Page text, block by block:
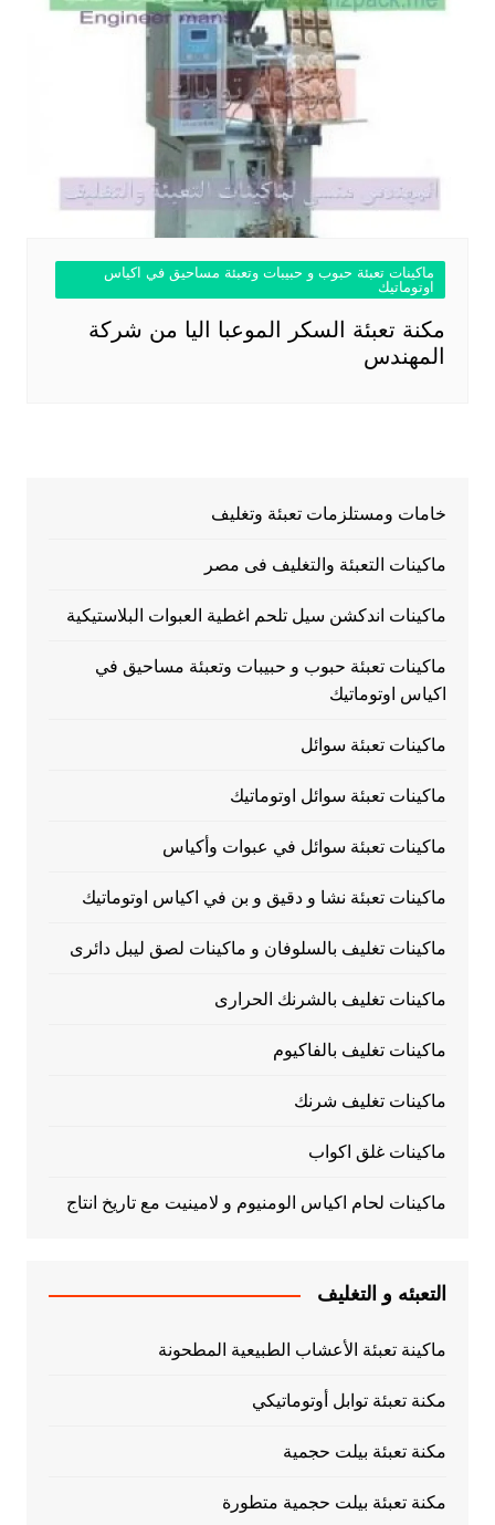
ماكينات تعبئة حبوب و حبيبات وتعبئة مساحيق في اكياس
اوتوماتيك
مكنة تعبئة السكر الموعبا اليا من شركة
المهندس
خامات ومستلزمات تعبئة وتغليف
ماكينات التعبئة والتغليف فى مصر
ماكينات اندكشن سيل تلحم اغطية العبوات البلاستيكية
ماكينات تعبئة حبوب و حبيبات وتعبئة مساحيق في
اكياس اوتوماتيك
ماكينات تعبئة سوائل
ماكينات تعبئة سوائل اوتوماتيك
ماكينات تعبئة سوائل في عبوات وأكياس
ماكينات تعبئة نشا و دقيق و بن في اكياس اوتوماتيك
ماكينات تغليف بالسلوفان و ماكينات لصق ليبل دائرى
ماكينات تغليف بالشرنك الحرارى
ماكينات تغليف بالفاكيوم
ماكينات تغليف شرنك
ماكينات غلق اكواب
ماكينات لحام اكياس الومنيوم و لامينيت مع تاريخ انتاج
التعبئه و التغليف
ماكينة تعبئة الأعشاب الطبيعية المطحونة
مكنة تعبئة توابل أوتوماتيكي
مكنة تعبئة بيلت حجمية
مكنة تعبئة بيلت حجمية متطورة